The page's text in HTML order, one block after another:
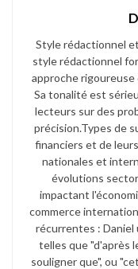
Style rédactionnel
style rédactionnel
approche
Sa tonalité est
lecteurs sur des
précision.​ Types de
financiers et de
nationales et
évolutions
impactant
commerce
récurrentes :
telles que "d'après
souligner que", ou